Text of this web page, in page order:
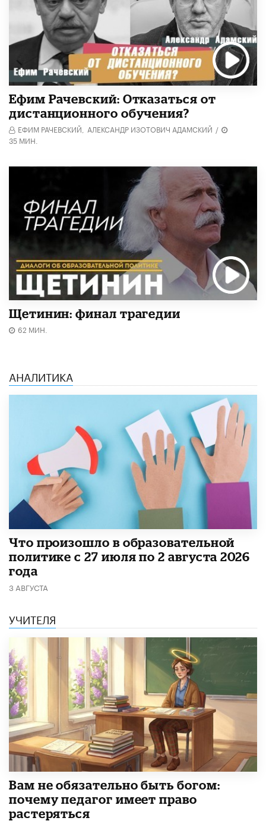
Ефим Рачевский: Отказаться от
дистанционного обучения?
ЕФИМ РАЧЕВСКИЙ, АЛЕКСАНДР ИЗОТОВИЧ АДАМСКИЙ /
35 МИН.
Щетинин: финал трагедии
62 МИН.
АНАЛИТИКА
​Что произошло в образовательной
политике с 27 июля по 2 августа 2026
года
3 АВГУСТА
УЧИТЕЛЯ
​Вам не обязательно быть богом:
почему педагог имеет право
растеряться